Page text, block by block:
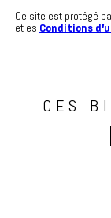
Ce site est protégé
et es Conditions
CES